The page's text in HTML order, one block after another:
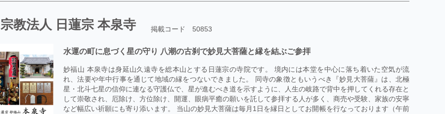
宗教法人 日蓮宗 本泉寺 掲載コード 50853
水運の町に息づく星の守り 八潮の古刹で妙見大菩薩と縁を結ぶご参拝
妙福山 本泉寺は身延山久遠寺を総本山とする日蓮宗の寺院です。 境内には本堂を中心に落ち着いた空気が流
れ、法要や年中行事を通じて地域の縁をつないできました。 同寺の象徴ともいうべき『妙見大菩薩』は、北極
星・北斗七星の信仰に連なる守護仏で、星が進むべき道を示すように、人生の岐路で背中を押してくれる存在と
して崇敬され、厄除け、方位除け、開運、眼病平癒の願いを託して参拝する人が多く、商売や受験、家族の安寧
など幅広い祈願にも寄り添います。 当山の妙見大菩薩は毎月1日を縁日としてお開帳を行なっております（午前